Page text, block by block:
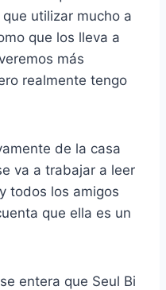
utilizar mucho a
que los lleva a
más
realmente tengo
de la casa
va a trabajar a leer
todos los amigos
que ella es un
entera que Seul Bi